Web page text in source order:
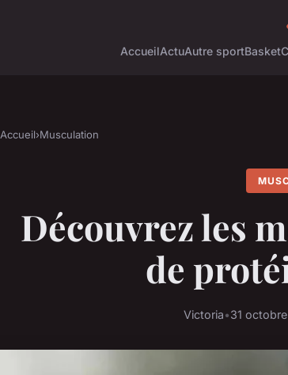
AccueilActuAutre sportBasket
Accueil›Musculation
Découvrez les
de
Victoria•31